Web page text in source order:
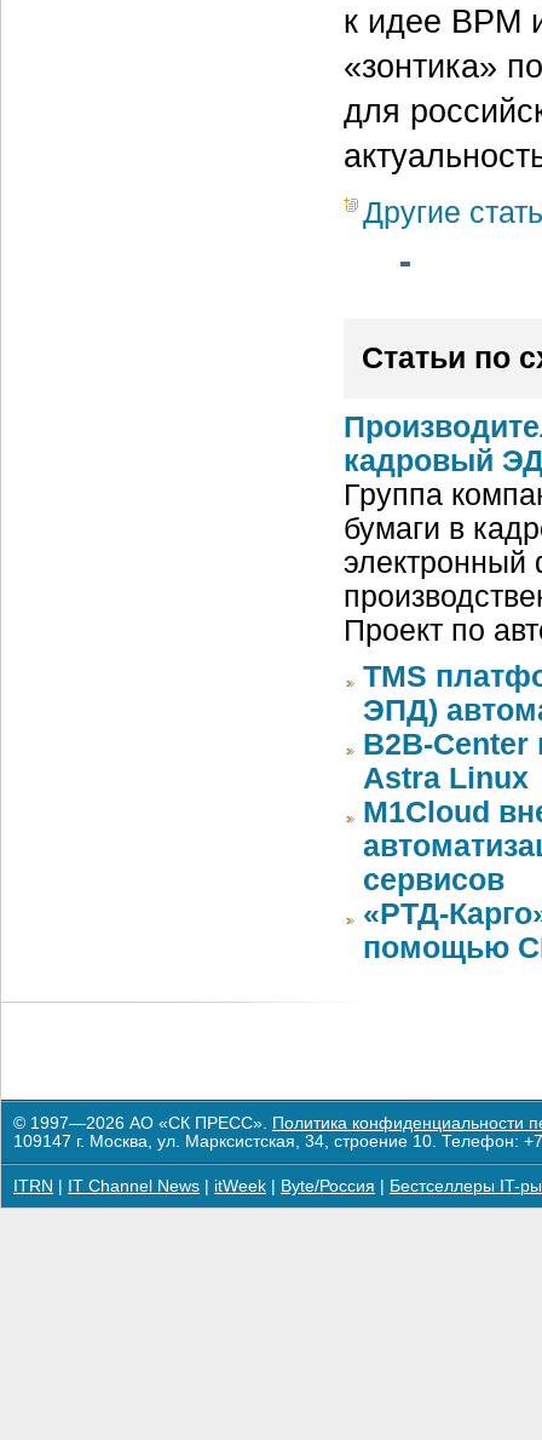
к идее BPM
«зонтика»
для
Другие
Статьи по
кадровый
Группа
бумаги в
электронный
Проект по
TMS
ЭПД)
B2B-Center
Astra Linux
M1Cloud
сервисов
«РТД-
помощью
© 1997—2026 АО «СК ПРЕСС». Политика конфиденциальности
109147 г. Москва, ул. Марксистская, 34, строение 10. Телефон:
ITRN IT Channel News itWeek Byte/Россия Бестселлеры IT-